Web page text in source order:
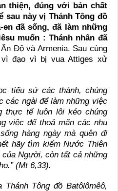
thiện, đúng với bản chất
sau này vị Thánh Tông đồ
en đã sống, đã làm những
muốn : Thánh nhân đã
Độ và Armenia. Sau cùng
đạo vì bị vua Attiges xử
tiểu sứ các thánh, chúng
các ngài để làm những việc
thực tế luôn lôi kéo chúng
việc để thoả mãn các nhu
hàng ngày mà quên đi
hãy tìm kiếm Nước Thiên
Người, còn tất cả những
(Mt 6,33).
Tông đồ Batôlômêô,